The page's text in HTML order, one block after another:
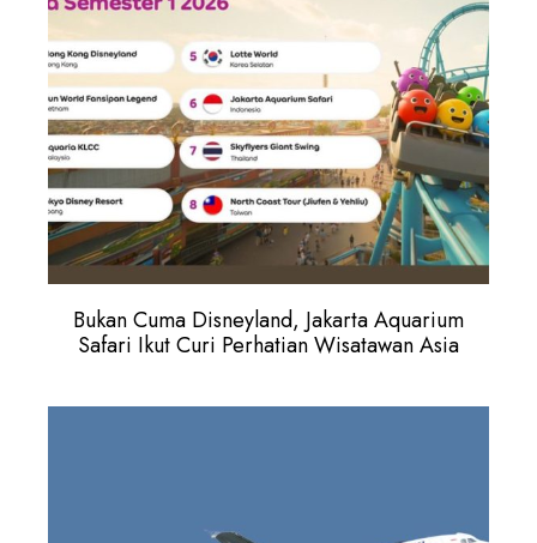
Bukan Cuma Disneyland, Jakarta Aquarium
Safari Ikut Curi Perhatian Wisatawan Asia